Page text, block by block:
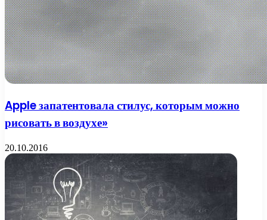
Apple запатентовала стилус, которым можно
рисовать в воздухе»
20.10.2016